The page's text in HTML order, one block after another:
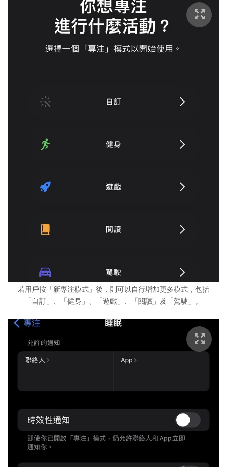
若用戶按「新專注模式」後，則可以自行增加更多模式，包括
「自訂」、「健身」、「遊戲」、「閱讀」及「駕駛」。